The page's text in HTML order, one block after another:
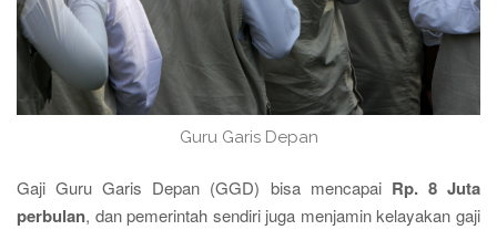
Guru Garis Depan
Gaji Guru Garis Depan (GGD) bisa mencapai Rp. 8 Juta
perbulan, dan pemerintah sendiri juga menjamin kelayakan gaji